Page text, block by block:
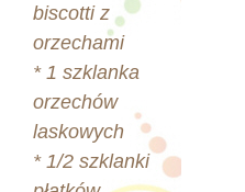
biscotti z
orzechami
* 1 szklanka
orzechów
laskowych
* 1/2 szklanki